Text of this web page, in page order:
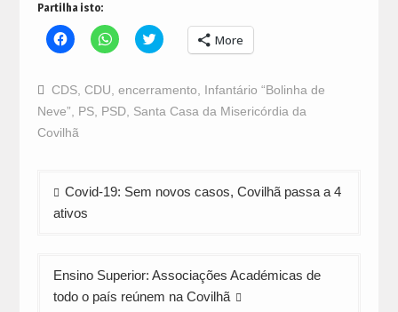
Partilha isto:
Click
to
Facebook
(Opens
in
new
window)
Click
to
(Opens
in
new
Click
to
Twitter
(Opens
in
new
More
CDS, CDU encerramento
Infantário “Bolinha de
Neve”
PS, PSD, Santa Casa da Misericórdia da
Covilhã
Navegação
de
Covid-19: Sem novos casos, Covilhã passa a 4
ativos
Ensino Superior: Associações Académicas de
todo o país reúnem na Covilhã